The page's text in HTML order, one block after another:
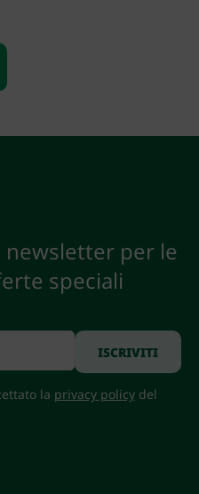
per le
speciali
la privacy policydel